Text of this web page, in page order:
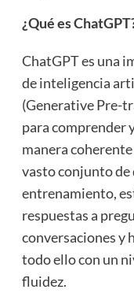
¿Qué es
ChatGPT es una
de inteligencia
(Generative Pre-
para comprender
manera
vasto conjunto de
entrenamiento,
respuestas a
conversaciones y
todo ello con un
fluidez.